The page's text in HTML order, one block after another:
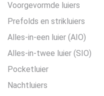
Voorgevormde luiers
Prefolds en strikluiers
Alles-in-een luier (AIO)
Alles-in-twee luier (SIO)
Pocketluier
Nachtluiers